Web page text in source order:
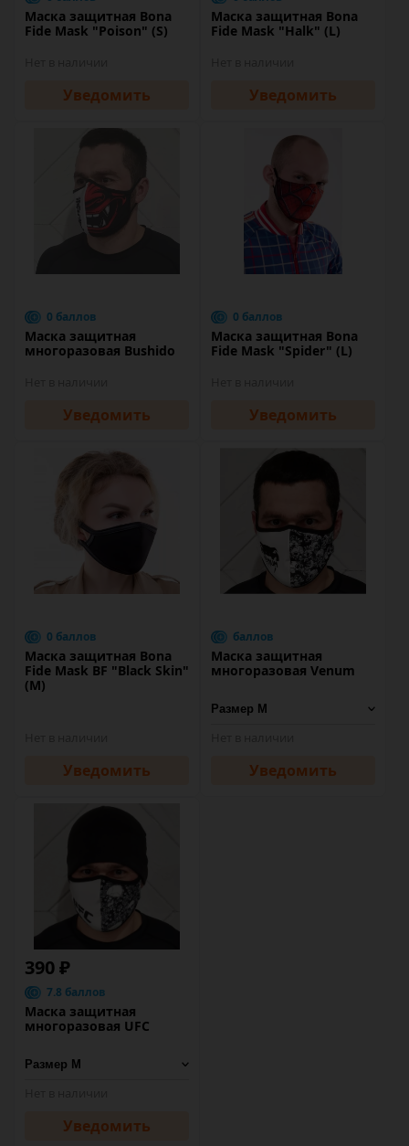
Маска защитная Bona
Fide Mask "Poison" (S)
Уведомить
Маска защитная Bona
Fide Mask "Halk" (L)
Уведомить
0 баллов
Маска защитная
многоразовая Bushido
Уведомить
0 баллов
Маска защитная Bona
Fide Mask "Spider" (L)
Уведомить
0 баллов
Маска защитная Bona
Fide Mask BF "Black Skin"
(M)
Уведомить
баллов
Маска защитная
многоразовая Venum
Уведомить
390 ₽
7.8 баллов
Маска защитная
многоразовая UFC
Уведомить